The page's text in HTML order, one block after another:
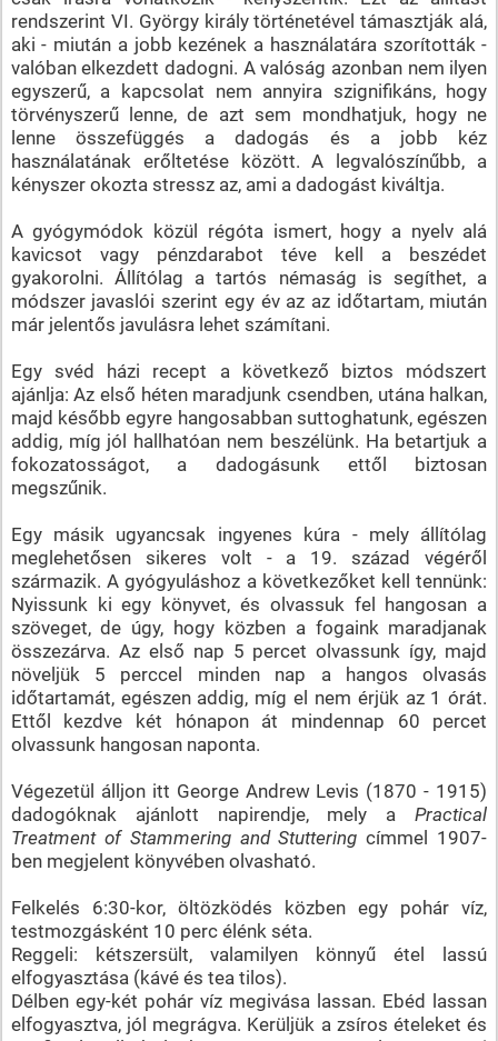
rendszerint VI. György király történetével támasztják alá,
aki - miután a jobb kezének a használatára szorították -
valóban elkezdett dadogni. A valóság azonban nem ilyen
egyszerű, a kapcsolat nem annyira szignifikáns, hogy
törvényszerű lenne, de azt sem mondhatjuk, hogy ne
lenne összefüggés a dadogás és a jobb kéz
használatának erőltetése között. A legvalószínűbb, a
kényszer okozta stressz az, ami a dadogást kiváltja.
A gyógymódok közül régóta ismert, hogy a nyelv alá
kavicsot vagy pénzdarabot téve kell a beszédet
gyakorolni. Állítólag a tartós némaság is segíthet, a
módszer javaslói szerint egy év az az időtartam, miután
már jelentős javulásra lehet számítani.
Egy svéd házi recept a következő biztos módszert
ajánlja: Az első héten maradjunk csendben, utána halkan,
majd később egyre hangosabban suttoghatunk, egészen
addig, míg jól hallhatóan nem beszélünk. Ha betartjuk a
fokozatosságot, a dadogásunk ettől biztosan
megszűnik.
Egy másik ugyancsak ingyenes kúra - mely állítólag
meglehetősen sikeres volt - a 19. század végéről
származik. A gyógyuláshoz a következőket kell tennünk:
Nyissunk ki egy könyvet, és olvassuk fel hangosan a
szöveget, de úgy, hogy közben a fogaink maradjanak
összezárva. Az első nap 5 percet olvassunk így, majd
növeljük 5 perccel minden nap a hangos olvasás
időtartamát, egészen addig, míg el nem érjük az 1 órát.
Ettől kezdve két hónapon át mindennap 60 percet
olvassunk hangosan naponta.
Végezetül álljon itt George Andrew Levis (1870 - 1915)
dadogóknak ajánlott napirendje, mely aPractical
Treatment of Stammering and Stuttering címmel 1907-
ben megjelent könyvében olvasható.
Felkelés 6:30-kor, öltözködés közben egy pohár víz,
testmozgásként 10 perc élénk séta.
Reggeli: kétszersült, valamilyen könnyű étel lassú
elfogyasztása (kávé és tea tilos).
Délben egy-két pohár víz megivása lassan. Ebéd lassan
elfogyasztva, jól megrágva. Kerüljük a zsíros ételeket és